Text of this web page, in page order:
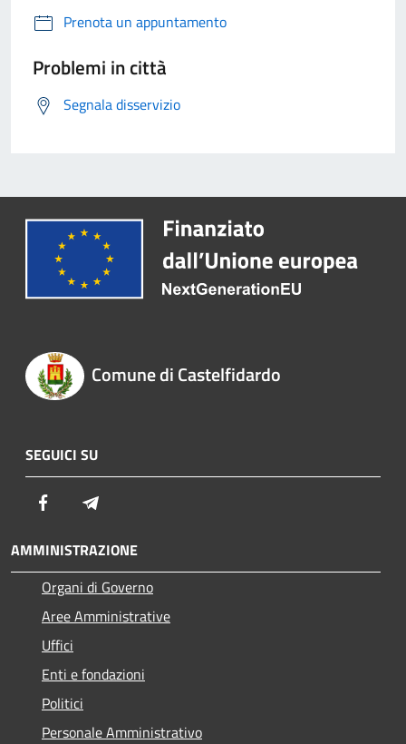
Prenota un appuntamento
Problemi in città
Segnala disservizio
Comune di Castelfidardo
SEGUICI SU
Facebook
AMMINISTRAZIONE
Organi di Governo
Aree Amministrative
Uffici
Enti e fondazioni
Politici
Personale Amministrativo